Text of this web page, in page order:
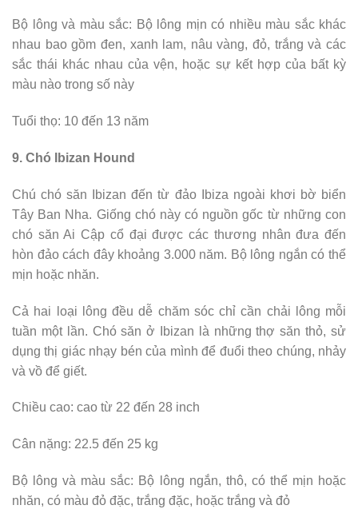
Bộ lông và màu sắc: Bộ lông mịn có nhiều màu sắc khác
nhau bao gồm đen, xanh lam, nâu vàng, đỏ, trắng và các
sắc thái khác nhau của vện, hoặc sự kết hợp của bất kỳ
màu nào trong số này
Tuổi thọ: 10 đến 13 năm
9. Chó Ibizan Hound
Chú chó săn Ibizan đến từ đảo Ibiza ngoài khơi bờ biển
Tây Ban Nha. Giống chó này có nguồn gốc từ những con
chó săn Ai Cập cổ đại được các thương nhân đưa đến
hòn đảo cách đây khoảng 3.000 năm. Bộ lông ngắn có thể
mịn hoặc nhăn.
Cả hai loại lông đều dễ chăm sóc chỉ cần chải lông mỗi
tuần một lần. Chó săn ở Ibizan là những thợ săn thỏ, sử
dụng thị giác nhạy bén của mình để đuổi theo chúng, nhảy
và vồ để giết.
Chiều cao: cao từ 22 đến 28 inch
Cân nặng: 22.5 đến 25 kg
Bộ lông và màu sắc: Bộ lông ngắn, thô, có thể mịn hoặc
nhăn, có màu đỏ đặc, trắng đặc, hoặc trắng và đỏ